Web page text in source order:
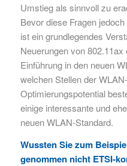
Umstieg als sinnvoll zu
Bevor diese Fragen
ist ein grundlegendes
Neuerungen von
Einführung in den neuen
welchen Stellen der
Optimierungspotential
einige interessante und
neuen WLAN-Standard.
Wussten Sie zum
genommen nicht ETSI-